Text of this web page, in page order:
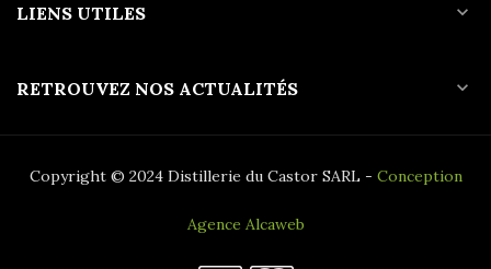
LIENS UTILES expand_more
RETROUVEZ NOS ACTUALITÉS expand_more
Copyright © 2024 Distillerie du Castor SARL - Conception
Agence Alcaweb